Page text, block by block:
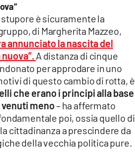
è sicuramente la
di Margherita Mazzeo,
annunciato la nascita del
nuova”. A distanza di cinque
per approdare in uno
di questo cambio di rotta, è
che erano i principi alla base
meno– ha affermato
poi, ossia quello di
cittadinanza a prescindere da
della vecchia politica pure.